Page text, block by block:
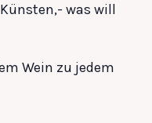
was will
Wein zu jedem